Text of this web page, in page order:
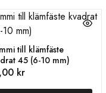
till klämfäste
45 (6-10 mm)
kr